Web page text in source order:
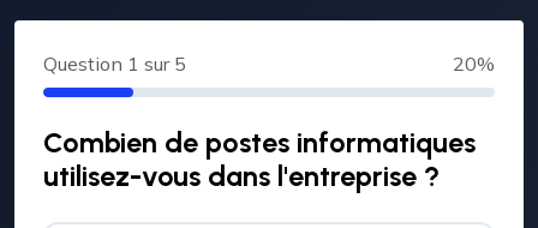
Question 1 sur 5 20%
Combien de postes informatiques
utilisez-vous dans l'entreprise ?